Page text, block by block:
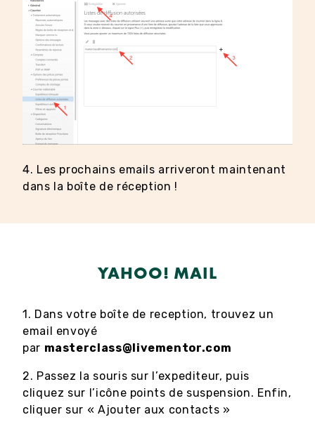
4. Les prochains emails arriveront maintenant
dans la boîte de réception !
YAHOO! MAIL
1. Dans votre boîte de reception, trouvez un
email envoyé
par masterclass@livementor.com
2. Passez la souris sur l’expediteur, puis
cliquez sur l’icône points de suspension. Enfin,
cliquer sur « Ajouter aux contacts »